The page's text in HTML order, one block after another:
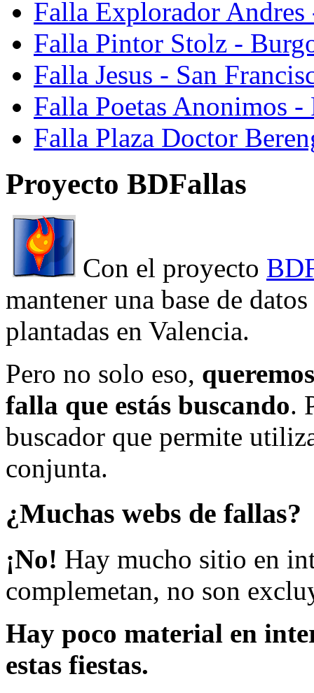
Falla Explorador Andres
Falla Pintor Stolz -
Falla Jesus - San
Falla Poetas Anonimos
Falla Plaza Doctor
Proyecto BDFallas
Con el proyecto
mantener una base de
plantadas en Valencia.
Pero no solo eso,
falla que estás buscando.
buscador que permite
conjunta.
¿Muchas webs de fallas?
¡No! Hay mucho sitio en
complemetan, no son
Hay poco material en
estas fiestas.